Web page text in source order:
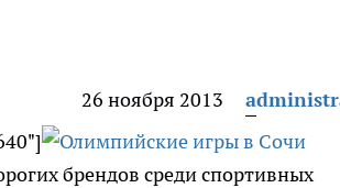
26 ноября 2013
брендов среди спортивных